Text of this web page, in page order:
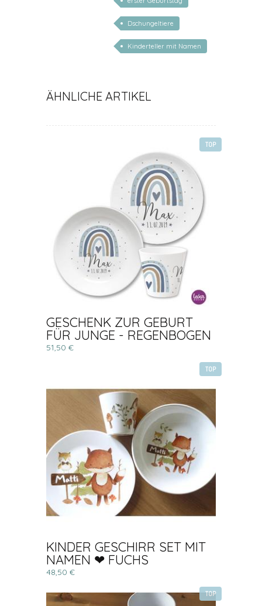
Dschungeltiere
Kinderteller mit Namen
ÄHNLICHE ARTIKEL
TOP
GESCHENK ZUR GEBURT
FÜR JUNGE - REGENBOGEN
51,50 €
TOP
KINDER GESCHIRR SET MIT
NAMEN ❤ FUCHS
48,50 €
TOP